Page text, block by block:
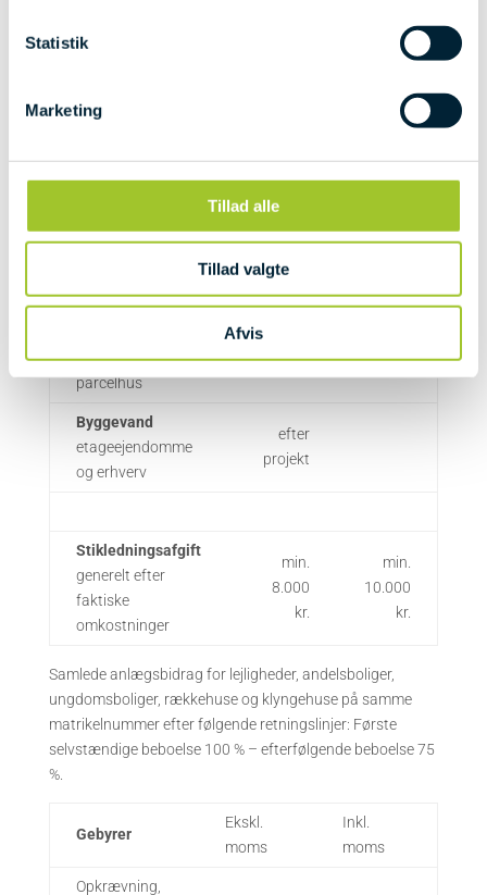
Statistik
Marketing
Tillad alle
Tillad valgte
Afvis
Inkl.
Basisanlægsbidrag
indenfor Daugård
Byområde hvor
oprettet.
20.000,00
kr.
25.000,00
kr.
sagsbehandling pr.
parcelhus
600 kr. 750 kr.
Byggevand
etageejendomme
og erhverv
efter
projekt
Stikledningsafgift
generelt efter
faktiske
omkostninger
min.
8.000
kr.
min.
10.000
kr.
Samlede anlægsbidrag for lejligheder, andelsboliger,
ungdomsboliger, rækkehuse og klyngehuse på samme
matrikelnummer efter følgende retningslinjer: Første
selvstændige beboelse 100 % – efterfølgende beboelse 75
%.
Gebyrer
Ekskl.
moms
Inkl.
moms
Opkrævning,